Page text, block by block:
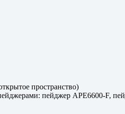
пространство)
пейджер APE6600-F,